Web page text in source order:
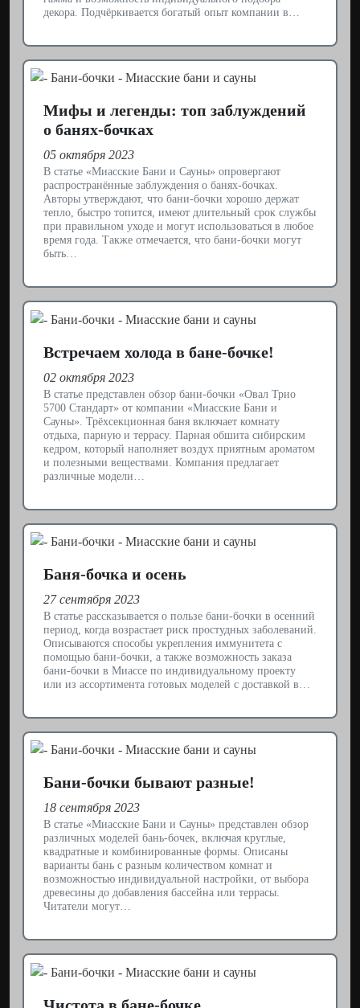
декора. Подчёркивается богатый опыт компании в…
Мифы и легенды: топ заблуждений
о банях-бочках
05 октября 2023
В статье «Миасские Бани и Сауны» опровергают
распространённые заблуждения о банях-бочках.
Авторы утверждают, что бани-бочки хорошо держат
тепло, быстро топится, имеют длительный срок службы
при правильном уходе и могут использоваться в любое
время года. Также отмечается, что бани-бочки могут
быть…
Встречаем холода в бане-бочке!
02 октября 2023
В статье представлен обзор бани-бочки «Овал Трио
5700 Стандарт» от компании «Миасские Бани и
Сауны». Трёхсекционная баня включает комнату
отдыха, парную и террасу. Парная обшита сибирским
кедром, который наполняет воздух приятным ароматом
и полезными веществами. Компания предлагает
различные модели…
Баня-бочка и осень
27 сентября 2023
В статье рассказывается о пользе бани-бочки в осенний
период, когда возрастает риск простудных заболеваний.
Описываются способы укрепления иммунитета с
помощью бани-бочки, а также возможность заказа
бани-бочки в Миассе по индивидуальному проекту
или из ассортимента готовых моделей с доставкой в…
Бани-бочки бывают разные!
18 сентября 2023
В статье «Миасские Бани и Сауны» представлен обзор
различных моделей бань-бочек, включая круглые,
квадратные и комбинированные формы. Описаны
варианты бань с разным количеством комнат и
возможностью индивидуальной настройки, от выбора
древесины до добавления бассейна или террасы.
Читатели могут…
Чистота в бане-бочке